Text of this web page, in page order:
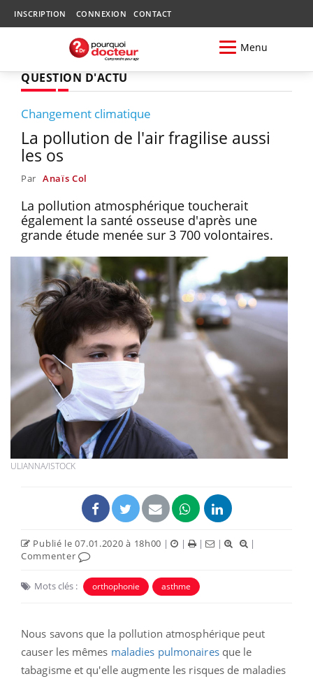
INSCRIPTION CONNEXION CONTACT
Menu
QUESTION D'ACTU
Changement climatique
La pollution de l'air fragilise aussi
les os
Par Anaïs Col
La pollution atmosphérique toucherait
également la santé osseuse d'après une
grande étude menée sur 3 700 volontaires.
ULIANNA/ISTOCK
Publié le 07.01.2020 à 18h00 | | | |
|
Commenter
Mots clés : orthophonie asthme
Nous savons que la pollution atmosphérique peut
causer les mêmes maladies pulmonairesque le
tabagisme et qu'elle augmente les risques de maladies